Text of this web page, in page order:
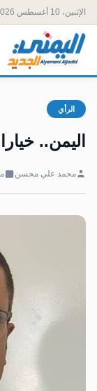
الإثنين، 10 أغسطس 2026 | الموافق ٢٥ صفر ١٤٤٨ هـ
الرأي
اليمن..
محمد علي محسن